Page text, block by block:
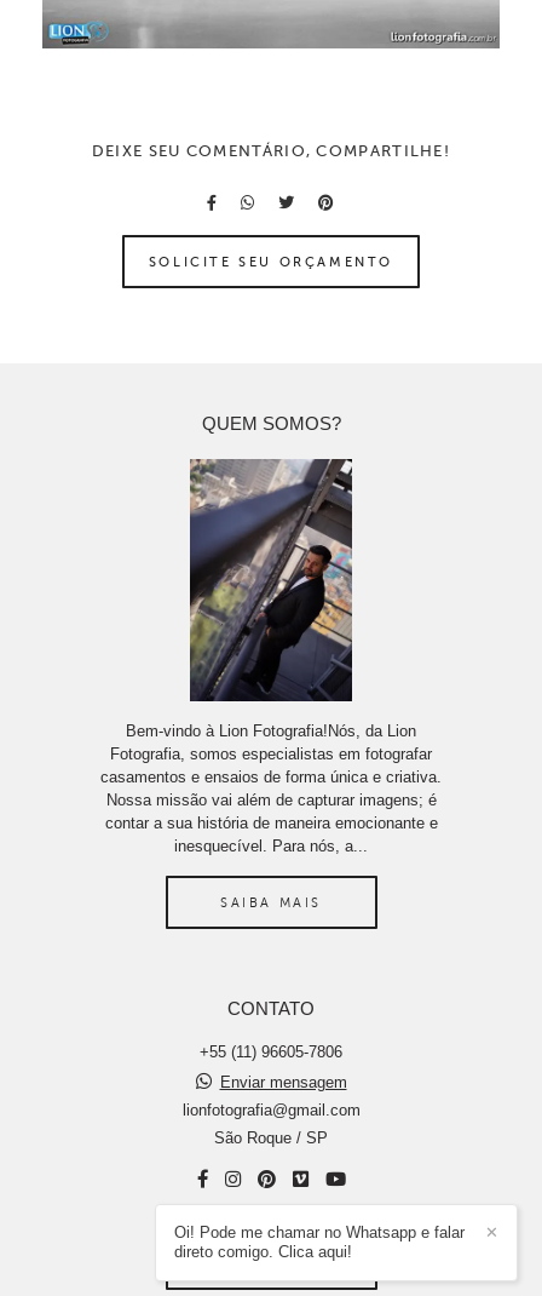
DEIXE SEU COMENTÁRIO, COMPARTILHE!
SOLICITE SEU ORÇAMENTO
QUEM SOMOS?
Bem-vindo à Lion Fotografia!Nós, da Lion
Fotografia, somos especialistas em fotografar
casamentos e ensaios de forma única e criativa.
Nossa missão vai além de capturar imagens; é
contar a sua história de maneira emocionante e
inesquecível. Para nós, a...
SAIBA MAIS
CONTATO
+55 (11) 96605-7806
Enviar mensagem
lionfotografia@gmail.com
São Roque / SP
CONTATO
✕
Oi! Pode me chamar no Whatsapp e falar
direto comigo. Clica aqui!